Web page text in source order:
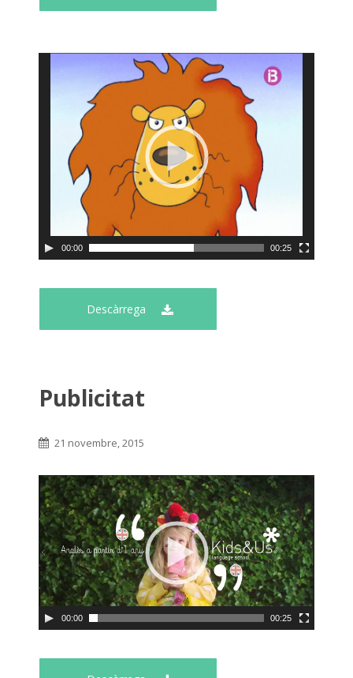
00:00 00:25
Descàrrega
Publicitat
21 novembre, 2015
00:00 00:25